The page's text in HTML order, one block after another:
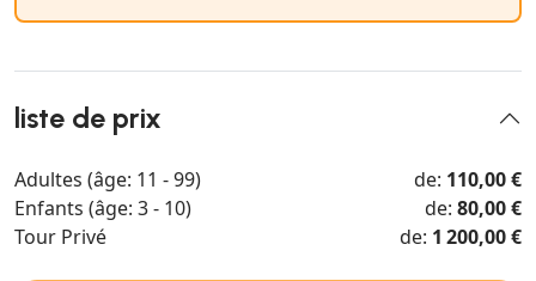
liste de prix
Adultes (âge: 11 - 99) de: 110,00 €
Enfants (âge: 3 - 10)
de: 80,00 €
Tour Privé
de: 1 200,00 €